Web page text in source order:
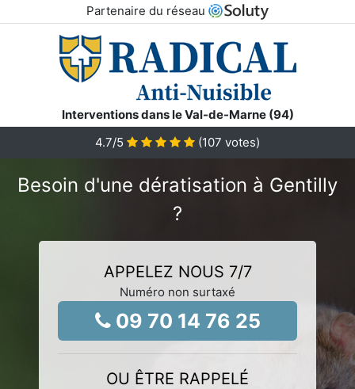
Partenaire du réseau
Interventions dans le Val-de-Marne (94)
4.7/5 (107 votes)
Besoin d'une dératisation à Gentilly
?
APPELEZ NOUS 7/7
Numéro non surtaxé
09 70 14 76 25
OU ÊTRE RAPPELÉ